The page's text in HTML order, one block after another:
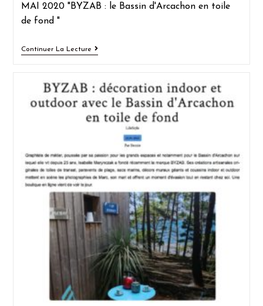
MAI 2020 "BYZAB : le Bassin d'Arcachon en toile
de fond "
Continuer La Lecture